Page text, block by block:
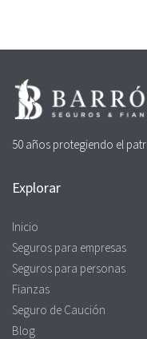
50 años protegiendo el
Explorar
Inicio
Seguros para empresas
Seguros para personas
Fianzas
Seguro de Caución
Blog